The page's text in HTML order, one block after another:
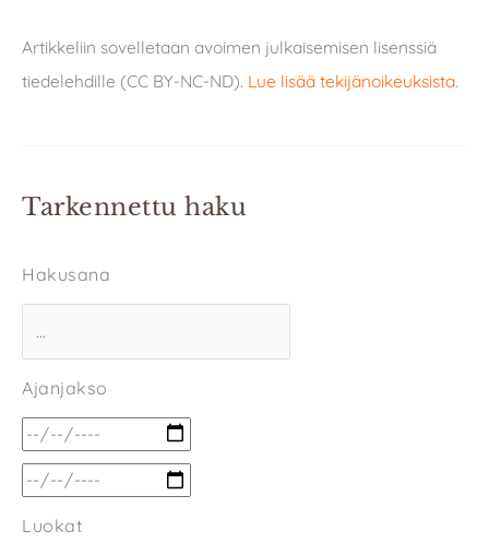
Artikkeliin sovelletaan avoimen julkaisemisen lisenssiä
tiedelehdille (CC BY-NC-ND). Lue lisää tekijänoikeuksista.
Tarkennettu haku
Hakusana
Ajanjakso
Luokat